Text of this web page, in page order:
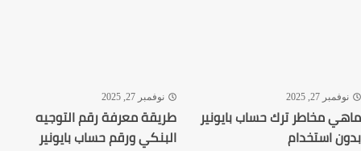
27, 2025
مخاطر ترك حساب بايونير
استخدام
نوفمبر 27, 2025
طريقة معرفة رقم التوجيه
البنكي ورقم حساب بايونير